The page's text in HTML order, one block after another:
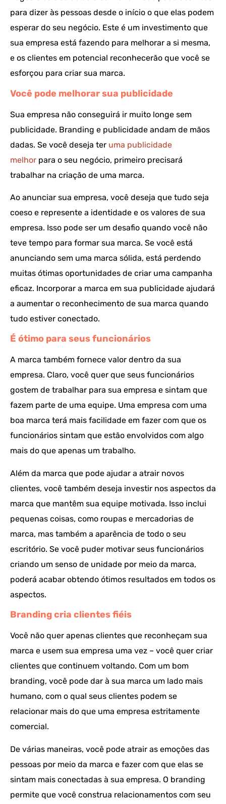
para dizer às pessoas desde o início o que elas podem
esperar do seu negócio. Este é um investimento que
sua empresa está fazendo para melhorar a si mesma,
e os clientes em potencial reconhecerão que você se
esforçou para criar sua marca.
Você pode melhorar sua publicidade
Sua empresa não conseguirá ir muito longe sem
publicidade. Branding e publicidade andam de mãos
dadas. Se você deseja ter uma publicidade
melhor para o seu negócio, primeiro precisará
trabalhar na criação de uma marca.
Ao anunciar sua empresa, você deseja que tudo seja
coeso e represente a identidade e os valores de sua
empresa. Isso pode ser um desafio quando você não
teve tempo para formar sua marca. Se você está
anunciando sem uma marca sólida, está perdendo
muitas ótimas oportunidades de criar uma campanha
eficaz. Incorporar a marca em sua publicidade ajudará
a aumentar o reconhecimento de sua marca quando
tudo estiver conectado.
É ótimo para seus funcionários
A marca também fornece valor dentro da sua
empresa. Claro, você quer que seus funcionários
gostem de trabalhar para sua empresa e sintam que
fazem parte de uma equipe. Uma empresa com uma
boa marca terá mais facilidade em fazer com que os
funcionários sintam que estão envolvidos com algo
mais do que apenas um trabalho.
Além da marca que pode ajudar a atrair novos
clientes, você também deseja investir nos aspectos da
marca que mantêm sua equipe motivada. Isso inclui
pequenas coisas, como roupas e mercadorias de
marca, mas também a aparência de todo o seu
escritório. Se você puder motivar seus funcionários
criando um senso de unidade por meio da marca,
poderá acabar obtendo ótimos resultados em todos os
aspectos.
Branding cria clientes fiéis
Você não quer apenas clientes que reconheçam sua
marca e usem sua empresa uma vez – você quer criar
clientes que continuem voltando. Com um bom
branding, você pode dar à sua marca um lado mais
humano, com o qual seus clientes podem se
relacionar mais do que uma empresa estritamente
comercial.
De várias maneiras, você pode atrair as emoções das
pessoas por meio da marca e fazer com que elas se
sintam mais conectadas à sua empresa. O branding
permite que você construa relacionamentos com seu